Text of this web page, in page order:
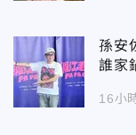
孫安
誰家
16小